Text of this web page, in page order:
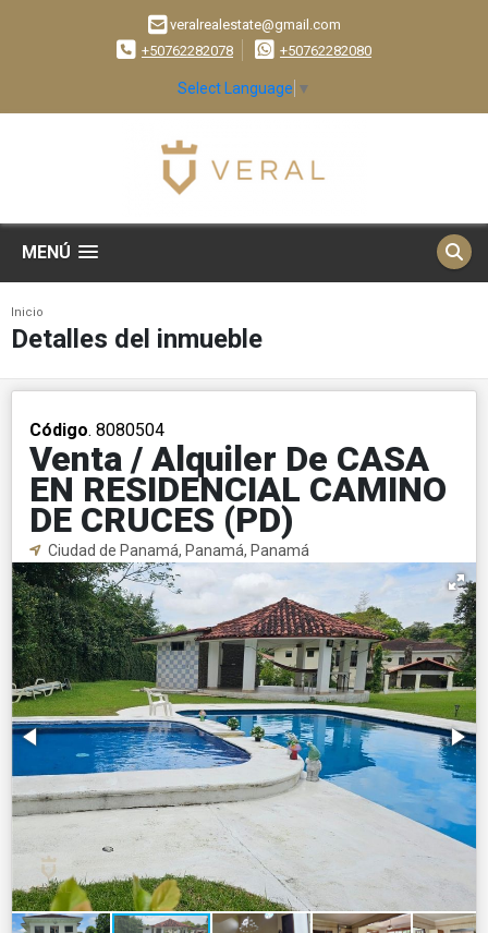
veralrealestate@gmail.com
+50762282078
+50762282080
Select Language ▼
MENÚ
Inicio
Detalles del inmueble
Código. 8080504
Venta / Alquiler De CASA
EN RESIDENCIAL CAMINO
DE CRUCES (PD)
Ciudad de Panamá, Panamá, Panamá